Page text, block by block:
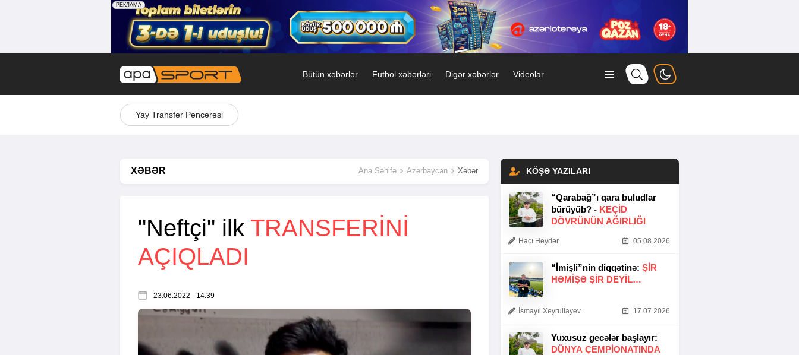
Bütün xəbərlər Futbol xəbərləri Digər xəbərlər Videolar
Yay Transfer Pəncərəsi
XƏBƏR Ana Səhifə Azərbaycan Xəbər
"Neftçi" ilk TRANSFERINI
AÇIQLADI
23.06.2022 - 14:39
KÖŞƏ YAZILARI
“Qarabağ”ı qara buludlar
bürüyüb? - KEÇID
DÖVRÜNÜN AĞIRLIĞI
Hacı Heydər 05.08.2026
“İmişli”nin diqqətinə: ŞIR
HƏMIŞƏ ŞIR DEYIL…
İsmayıl Xeyrullayev 17.07.2026
Yuxusuz gecələr başlayır:
DÜNYA ÇEMPIONATINDA